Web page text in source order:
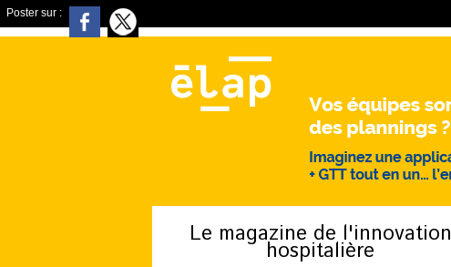
Poster sur :
Le magazine de l'innovation
hospitalière